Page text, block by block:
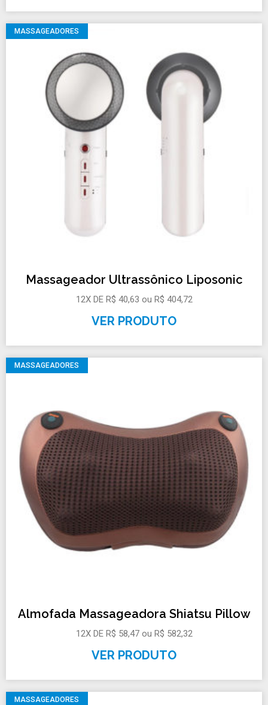
MASSAGEADORES
Massageador Ultrassônico Liposonic
12X DE R$ 40,63 ou R$ 404,72
VER PRODUTO
MASSAGEADORES
Almofada Massageadora Shiatsu Pillow
12X DE R$ 58,47 ou R$ 582,32
VER PRODUTO
MASSAGEADORES